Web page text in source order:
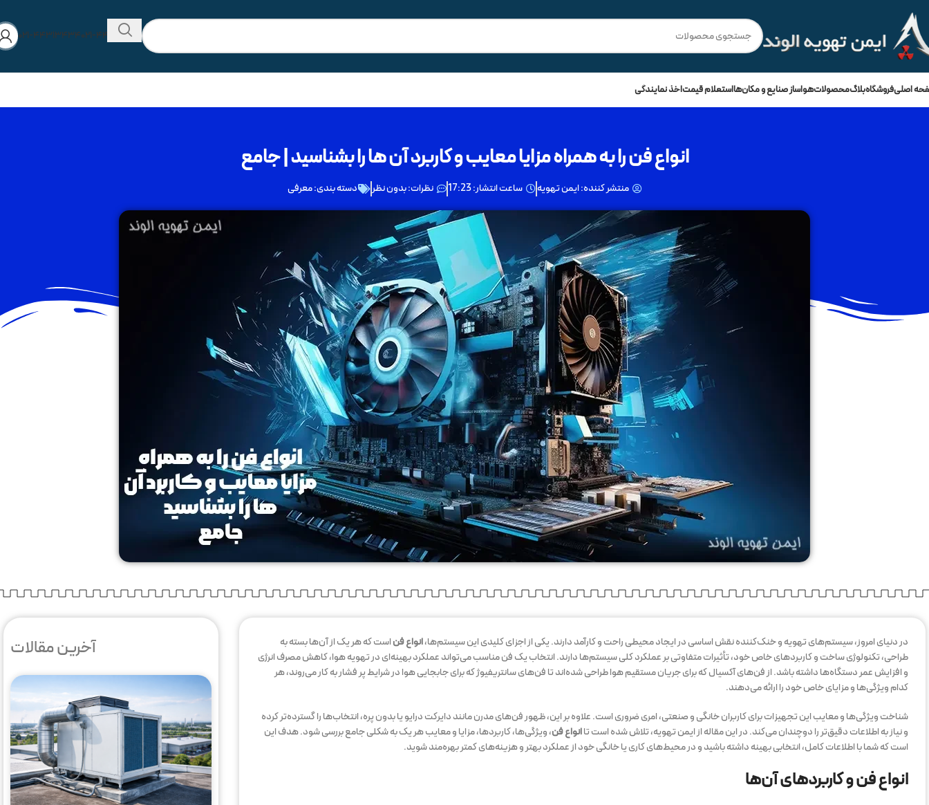
۰۲۱-۴۴۲۸۰۵۷۳۰۲۱-۴۴۳۱۳۴۳۴
اصلیفروشگاهبلاگمحصولاتهواساز صنایع و مکان‌هااستعلام قیمتاخذ نمایندگی
انواع فن را به همراه مزایا معایب و کاربرد آن ها را بشناسید | جامع
منتشر کننده:ایمن تهویه ساعت انتشار:17:23 نظرات:بدون نظر دسته بندی:معرفی
در دنیای امروز، سیستم‌های تهویه و خنک‌کننده نقش اساسی در ایجاد محیطی راحت و کارآمد دارند. یکی از اجزای کلیدی این سیستم‌ها،انواع فناست که هر یک از آن‌ها بسته به
طراحی، تکنولوژی ساخت و کاربردهای خاص خود، تأثیرات متفاوتی بر عملکرد کلی سیستم‌ها دارند. انتخاب یک فن مناسب می‌تواند عملکرد بهینه‌ای در تهویه هوا، کاهش مصرف انرژی
و افزایش عمر دستگاه‌ها داشته باشد. از فن‌های آکسیال که برای جریان مستقیم هوا طراحی شده‌اند تا فن‌های سانتریفیوژ که برای جابجایی هوا در شرایط پر فشار به کار می‌روند، هر
کدام ویژگی‌ها و مزایای خاص خود را ارائه می‌دهند.
شناخت ویژگی‌ها و معایب این تجهیزات برای کاربران خانگی و صنعتی، امری ضروری است. علاوه بر این، ظهور فن‌های مدرن مانند دایرکت درایو یا بدون پره، انتخاب‌ها را گسترده‌تر کرده
و نیاز به اطلاعات دقیق‌تر را دوچندان می‌کند. در این مقاله از ایمن تهویه، تلاش شده است تاانواع فن، ویژگی‌ها، کاربردها، مزایا و معایب هر یک به شکلی جامع بررسی شود. هدف این
است که شما با اطلاعات کامل، انتخابی بهینه داشته باشید و در محیط‌های کاری یا خانگی خود از عملکرد بهتر و هزینه‌های کمتر بهره‌مند شوید.
انواع فن و کاربردهای آن‌ها
آخرین مقالات
🔥
!
💳